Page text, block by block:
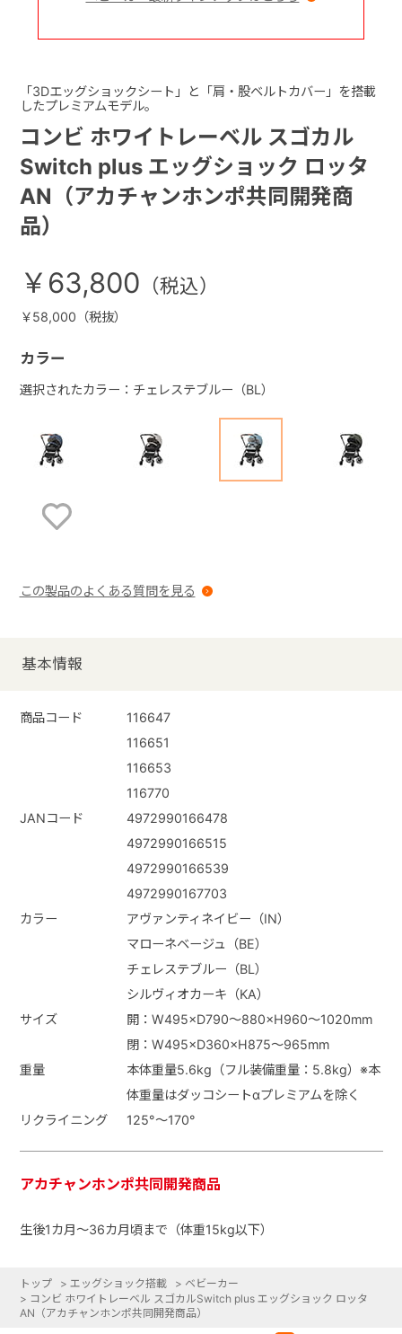
コンビ ホワイトレーベル スゴカル
Switch plus エッグショック ロッタ
AN（アカチャンホンポ共同開発商
品）
「3Dエッグショックシート」と「肩・股ベルトカバー」を搭載
したプレミアムモデル。
￥63,800
￥58,000（税抜）
カラー
選択されたカラー：チェレステブルー（BL）
この製品のよくある質問を見る
基本情報
商品コード
116647
116651
116653
116770
JANコード
4972990166478
4972990166515
4972990166539
4972990167703
カラー
アヴァンティネイビー（IN）
マローネベージュ（BE）
チェレステブルー（BL）
シルヴィオカーキ（KA）
サイズ
開：W495×D790～880×H960～1020mm
閉：W495×D360×H875～965mm
重量
本体重量5.6kg（フル装備重量：5.8kg）※本
体重量はダッコシートαプレミアムを除く
リクライニング
125°～170°
アカチャンホンポ共同開発商品
生後1カ月～36カ月頃まで（体重15kg以下）
トップ > エッグショック搭載 > ベビーカー
> コンビ ホワイトレーベル スゴカルSwitch plus エッグショック ロッタ
AN（アカチャンホンポ共同開発商品）